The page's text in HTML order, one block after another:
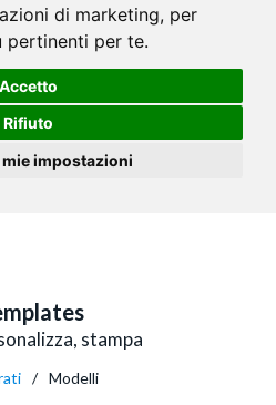
di marketing, per
pertinenti per te.
Accetto
Rifiuto
mie impostazioni
stampa
Modelli